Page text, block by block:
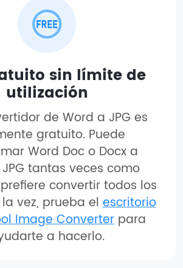
sin límite de
utilización
de Word a JPG es
gratuito. Puede
Word Doc o Docx a
tantas veces como
convertir todos los
vez, prueba elescritorio
Image Converterpara
a hacerlo.